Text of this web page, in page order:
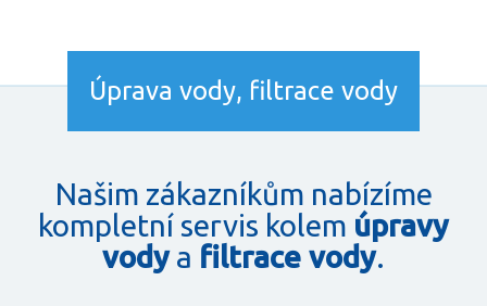
Úprava vody, filtrace vody
Našim zákazníkům nabízíme
kompletní servis kolem úpravy
vodya filtrace vody.